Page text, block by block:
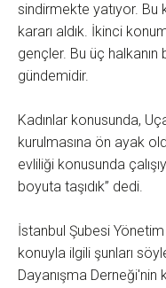
sindirmekte yatıyor.
kararı aldık. İkinci
gençler. Bu üç halkanın
gündemidir.
Kadınlar konusunda,
kurulmasına ön ayak
evliliği konusunda
boyuta taşıdık” dedi.
İstanbul Şubesi
konuyla ilgili şunları
Dayanışma Derneği'nin